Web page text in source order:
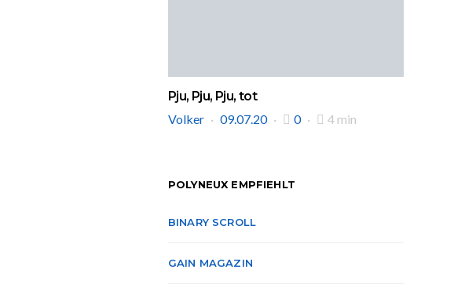
Pju, Pju, Pju, tot
Volker
09.07.20 0 4 min
POLYNEUX EMPFIEHLT
BINARY SCROLL
GAIN MAGAZIN